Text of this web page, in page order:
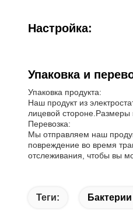
Настройка:
Упаковка и
Упаковка продукта:
Наш продукт из
лицевой
Перевозка:
Мы отправляем наш
повреждение во время
отслеживания, чтобы вы
Теги: